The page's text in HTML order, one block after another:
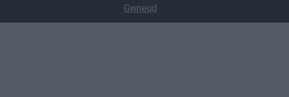
Gwneud